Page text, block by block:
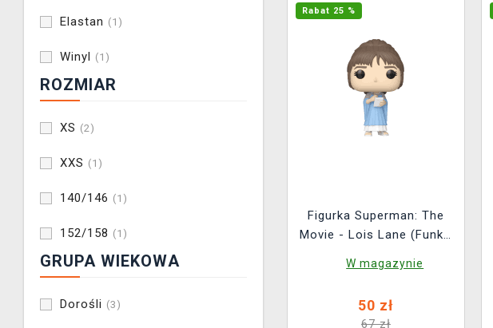
Elastan (1)
Winyl (1)
ROZMIAR
XS (2)
XXS (1)
140/146 (1)
152/158 (1)
GRUPA WIEKOWA
Dorośli (3)
Rabat 25 %
Figurka Superman: The
Movie - Lois Lane (Funko
W magazynie
50 zł
67 zł